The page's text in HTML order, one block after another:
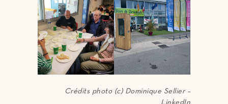
Crédits photo (c) Dominique Sellier –
LinkedIn